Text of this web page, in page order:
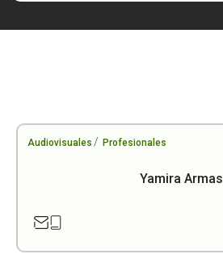
Audiovisuales / Profesionales
Yamira Armas